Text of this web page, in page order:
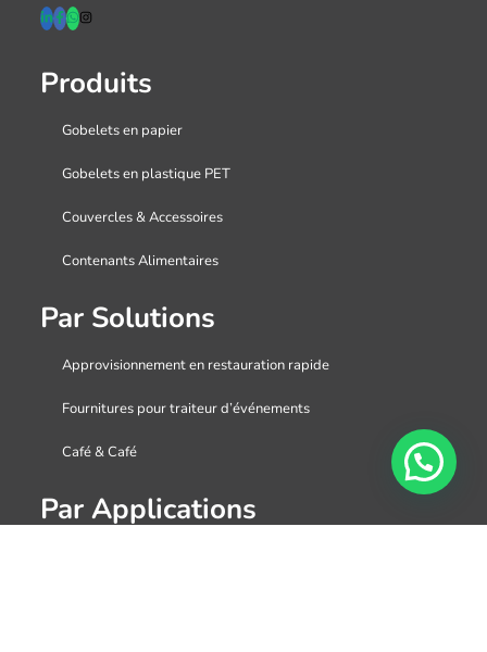
Produits
Gobelets en papier
Gobelets en plastique PET
Couvercles & Accessoires
Contenants Alimentaires
Par Solutions
Approvisionnement en restauration rapide
Fournitures pour traiteur d’événements
Café & Café
Par Applications